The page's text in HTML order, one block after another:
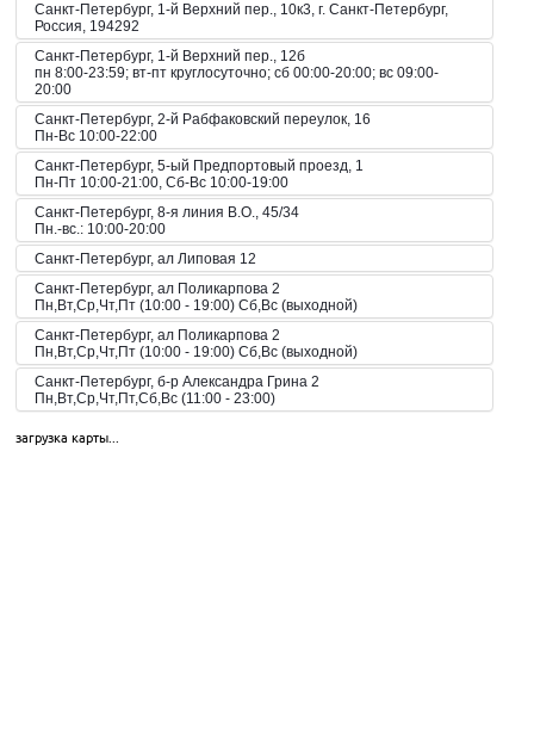
Санкт-Петербург, 1-й Верхний пер., 10к3, г. Санкт-Петербург,
Россия, 194292
Санкт-Петербург, 1-й Верхний пер., 12б
пн 8:00-23:59; вт-пт круглосуточно; сб 00:00-20:00; вс 09:00-
20:00
Санкт-Петербург, 2-й Рабфаковский переулок, 16
Пн-Вс 10:00-22:00
Санкт-Петербург, 5-ый Предпортовый проезд, 1
Пн-Пт 10:00-21:00, Сб-Вс 10:00-19:00
Санкт-Петербург, 8-я линия В.О., 45/34
Пн.-вс.: 10:00-20:00
Санкт-Петербург, ал Липовая 12
Санкт-Петербург, ал Поликарпова 2
Пн,Вт,Ср,Чт,Пт (10:00 - 19:00) Сб,Вс (выходной)
Санкт-Петербург, ал Поликарпова 2
Пн,Вт,Ср,Чт,Пт (10:00 - 19:00) Сб,Вс (выходной)
Санкт-Петербург, б-р Александра Грина 2
Пн,Вт,Ср,Чт,Пт,Сб,Вс (11:00 - 23:00)
Пн,Вт,Ср,Чт,Пт,Сб,Вс (09:00 - 21:00)
загрузка карты...